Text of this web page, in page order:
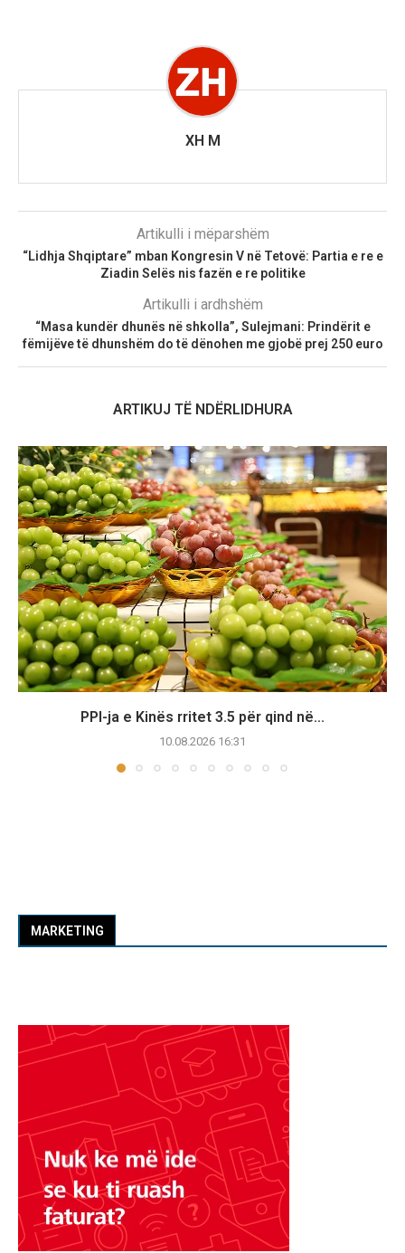
XH M
Artikulli i mëparshëm
“Lidhja Shqiptare” mban Kongresin V në Tetovë: Partia e re e
Ziadin Selës nis fazën e re politike
Artikulli i ardhshëm
“Masa kundër dhunës në shkolla”, Sulejmani: Prindërit e
fëmijëve të dhunshëm do të dënohen me gjobë prej 250 euro
ARTIKUJ TË NDËRLIDHURA
PPI-ja e Kinës rritet 3.5 për qind në...
10.08.2026 16:31
MARKETING